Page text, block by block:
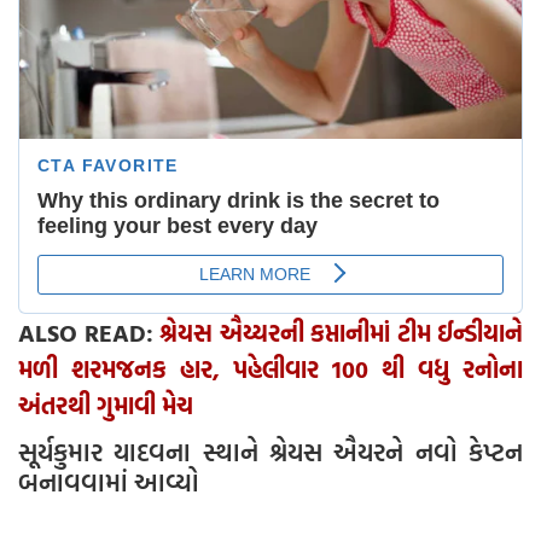
ALSO READ: શ્રેયસ ઐય્યરની કપ્તાનીમાં ટીમ ઈન્ડીયાને
મળી શરમજનક હાર, પહેલીવાર 100 થી વધુ રનોના
અંતરથી ગુમાવી મેચ
સૂર્યકુમાર યાદવના સ્થાને શ્રેયસ ઐયરને નવો કેપ્ટન
બનાવવામાં આવ્યો